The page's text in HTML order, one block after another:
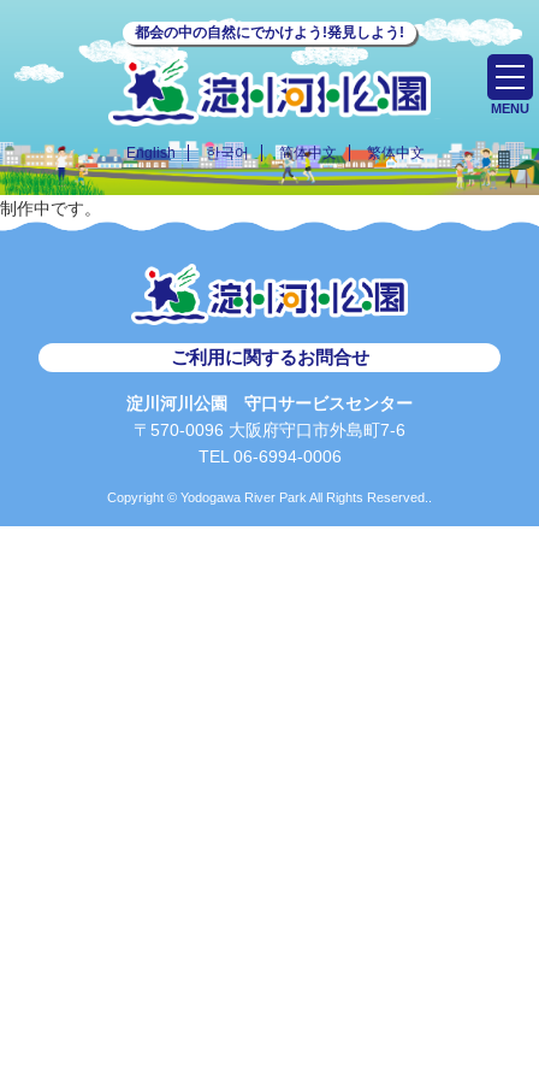
都会の中の自然にでかけよう!発見しよう!
English 한국어 简体中文 繁体中文
MENU
制作中です。
ご利用に関するお問合せ
淀川河川公園 守口サービスセンター
〒570-0096 大阪府守口市外島町7-6
TEL 06-6994-0006
Copyright © Yodogawa River Park All Rights Reserved..